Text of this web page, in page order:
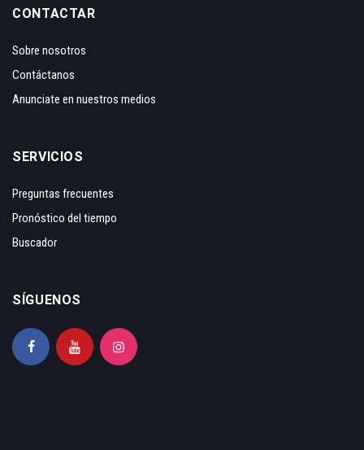
CONTACTAR
Sobre nosotros
Contáctanos
Anunciate en nuestros medios
SERVICIOS
Preguntas frecuentes
Pronóstico del tiempo
Buscador
SÍGUENOS